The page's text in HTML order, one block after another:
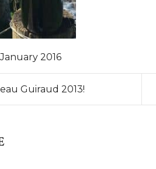
January 2016
Guiraud 2013!